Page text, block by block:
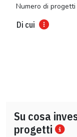
Numero di progetti
Di cui
Su cosa
progetti